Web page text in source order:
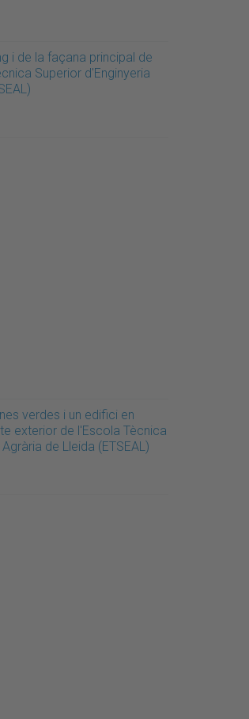
i de la façana principal de
Superior d'Enginyeria
verdes i un edifici en
exterior de l'Escola Tècnica
de Lleida (ETSEAL)